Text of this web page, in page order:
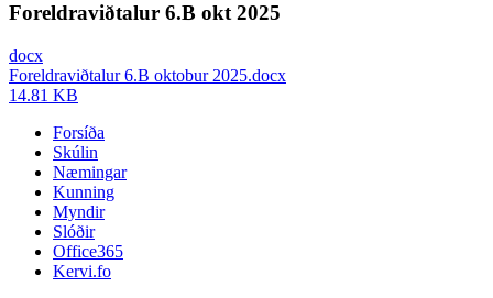
Foreldraviðtalur 6.B okt 2025
docx
Foreldraviðtalur 6.B oktobur 2025.docx
14.81 KB
Forsíða
Skúlin
Næmingar
Kunning
Myndir
Slóðir
Office365
Kervi.fo